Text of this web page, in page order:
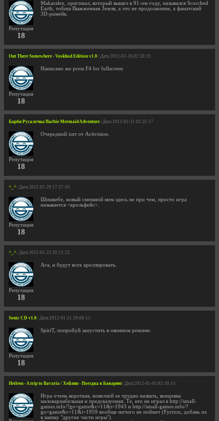
Репутация
18
Makaralex, оригинал, который вышел в 91-ом году, назывался Scorched
Earth, тобиш Выжженная Земля, а это не продолжение, а фанатский
3D-римейк.
Out There Somewhere - Voskhod Edition v1.0 | Дата 2012-02-26 02:59:31
Репутация
18
Написано же press F4 for fullscreen
Барби Русалочка/Barbie Mermaid Adventure | Дата 2012-02-21 02:25:17
Репутация
18
Очередной хит от Activision.
^_^ | Дата 2012-01-29 17:27:43
Репутация
18
Шишкебе, новый смешной мем здесь не при чем, просто игра
называется <крольфейс>.
^_^ | Дата 2012-01-23 20:21:22
Репутация
18
Ага, и будут всех кроллировать.
Sonic CD v1.0 | Дата 2012-01-21 19:06:11
Репутация
18
SpiriT, попробуй запустить в оконном режиме.
Heileen - A trip to Bavaria / Хейлин - Поездка в Баварию | Дата 2012-01-05 02:39:15
Игра очень короткая, новеллой ее трудно назвать, концовка
маловариабельная и предсказуемая. Те, кто не играл в http://small-
games.info/?go=game&c=11&i=1943 и http://small-games.info/?
go=game&c=11&i=1959 вообще ничего не поймет (Fyrrion, добавь их
в шапку "другие части игры").